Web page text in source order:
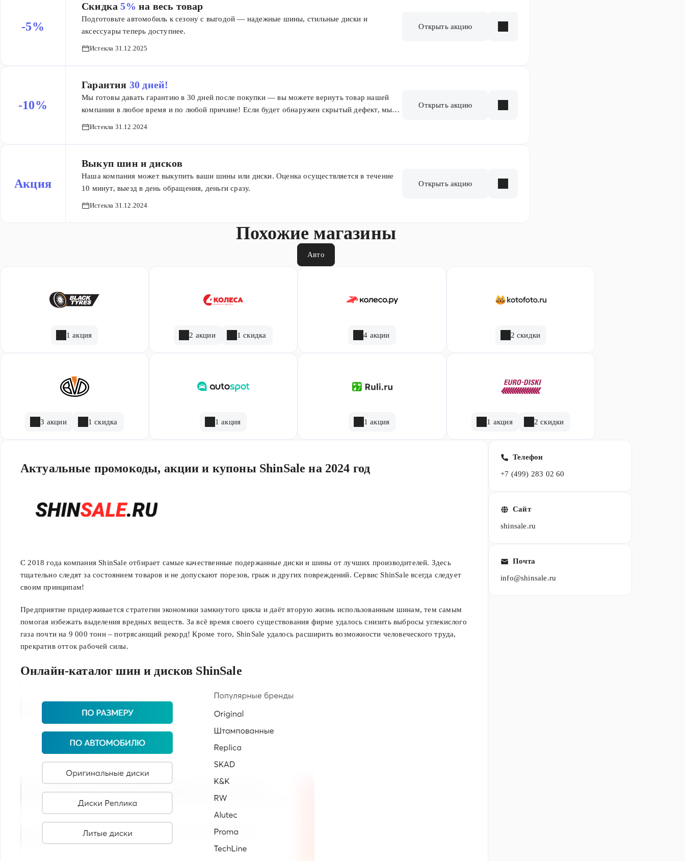
-5%
Скидка 5% на весь товар
Подготовьте автомобиль к сезону с выгодой — надежные шины, стильные диски и
аксессуары теперь доступнее.
Истекла 31.12.2025
Открыть акцию
-10%
Гарантия 30 дней!
Мы готовы давать гарантию в 30 дней после покупки — вы можете вернуть товар нашей
компании в любое время и по любой причине! Если будет обнаружен скрытый дефект, мы
Истекла 31.12.2024
Открыть акцию
Акция
Выкуп шин и дисков
Наша компания может выкупить ваши шины или диски. Оценка осуществляется в течение
10 минут, выезд в день обращения, деньги сразу.
Истекла 31.12.2024
Открыть акцию
Похожие магазины
Авто
1 акция 2 акции 1 скидка 4 акции 2 скидки
3 акции 1 скидка 1 акция 1 акция 1 акция 2 скидки
Актуальные промокоды, акции и купоны ShinSale на 2024 год
С 2018 года компания ShinSale отбирает самые качественные подержанные диски и шины от лучших производителей. Здесь
тщательно следят за состоянием товаров и не допускают порезов, грыж и других повреждений. Сервис ShinSale всегда следует
своим принципам!
Предприятие придерживается стратегии экономики замкнутого цикла и даёт вторую жизнь использованным шинам, тем самым
помогая избежать выделения вредных веществ. За всё время своего существования фирме удалось снизить выбросы углекислого
газа почти на 9 000 тонн – потрясающий рекорд! Кроме того, ShinSale удалось расширить возможности человеческого труда,
прекратив отток рабочей силы.
Онлайн-каталог шин и дисков ShinSale
Телефон
+7 (499) 283 02 60
Сайт
shinsale.ru
Почта
info@shinsale.ru